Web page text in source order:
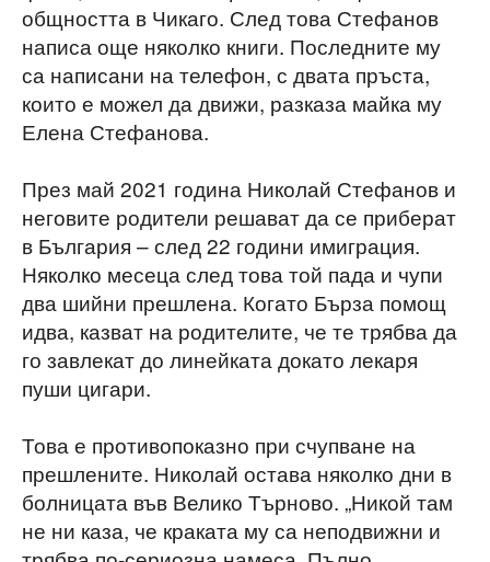
общността в Чикаго. След това Стефанов
написа още няколко книги. Последните му
са написани на телефон, с двата пръста,
които е можел да движи, разказа майка му
Елена Стефанова.
През май 2021 година Николай Стефанов и
неговите родители решават да се приберат
в България – след 22 години имиграция.
Няколко месеца след това той пада и чупи
два шийни прешлена. Когато Бърза помощ
идва, казват на родителите, че те трябва да
го завлекат до линейката докато лекаря
пуши цигари.
Това е противопоказно при счупване на
прешлените. Николай остава няколко дни в
болницата във Велико Търново. „Никой там
не ни каза, че краката му са неподвижни и